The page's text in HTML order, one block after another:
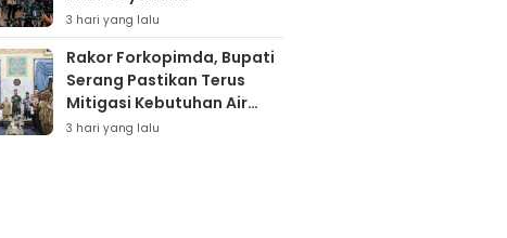
Kementerian Hukum
3 hari yang lalu
Rakor Forkopimda, Bupati
Serang Pastikan Terus
Mitigasi Kebutuhan Air
Bersih Warga Dampak
3 hari yang lalu